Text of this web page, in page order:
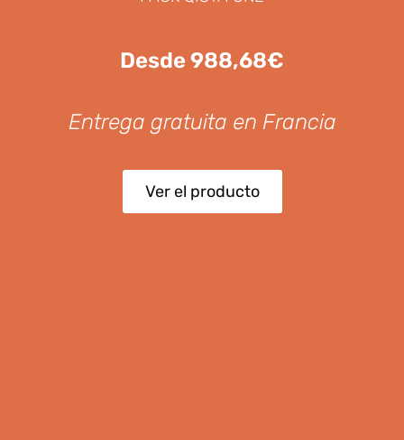
Desde 988,68€
Entrega gratuita en Francia
Ver el producto